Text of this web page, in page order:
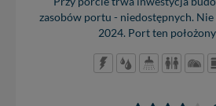
zasobów portu - niedostępnych.
2024. Port ten